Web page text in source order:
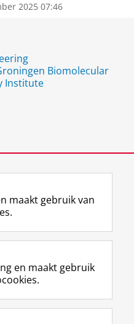
2025 07:46
Biomolecular
Institute
F
a
e
b
o
L
i
k
e
I
R
S
-
f
e
I
n
t
r
Y
o
T
e
maakt gebruik van
en maakt gebruik